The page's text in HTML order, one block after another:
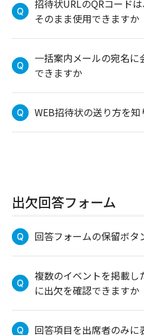
招待状URLのQRコード
そのまま使用できますか
一括案内メールの宛名に
できますか
WEB招待状の送り方を知
出欠回答フォーム
回答フォームの保留ボタ
複数のイベントを掲載し
に出欠を確認できますか
回答項目を出席者のみに